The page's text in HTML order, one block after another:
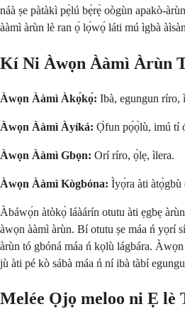
náà ṣe pàtàkì pẹ̀lú bẹ̀rẹ̀ oògùn apakò-
ààmì àrùn lè ran ọ́ lọ́wọ́ láti mú ìgbà
Kí Ni Àwọn Ààmì Àrùn
Àwọn Ààmì Àkọ́kọ́: Ibà, egungun ríro,
Àwọn Ààmì Àyíká: Ọ̀fun pọ́ọ̀lù, imú tí
Àwọn Ààmì Gbọn: Orí ríro, ọ̀lẹ, ìlera.
Àwọn Ààmì Kògbóna: Ìyọ́ra àti àtọ̀gbù
Àbáwọ́n àtòkọ̀ láàárín otutu àti ẹgbẹ
àwọn ààmì àrùn. Bí otutu ṣe máa ń yọrí
àrùn tó gbóná máa ń kọlù lágbára.
jù àti pé kò sábà máa ń ní ibà tàbí
Melée Ọjọ meloo ni Ẹ